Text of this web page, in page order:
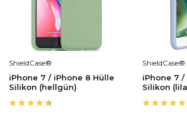
ShieldCase®
iPhone 7 / iPhone 8 Hülle
Silikon (hellgün)
ShieldCase®
iPhone 7 /
Silikon